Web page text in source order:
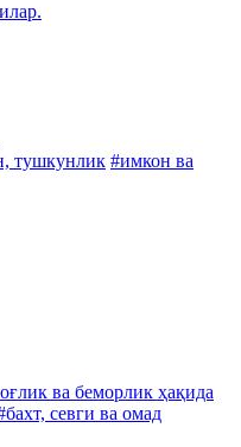
тушкунлик #имкон ва
ва беморлик ҳақида
севги ва омад